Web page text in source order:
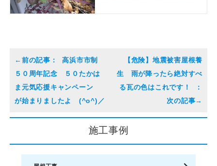
高浜市市制
５０周年記念 ５０たかは
ま元気応援キャンペーン
が始まりましたよ (^o^)／
【危険】地震被害屋根養
生 雨が降ったら絶対すべ
る瓦の色はこれです！
施工事例